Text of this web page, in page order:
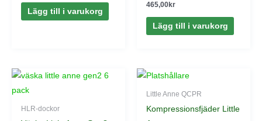
Lägg till i varukorg
465,00kr
Lägg till i varukorg
HLR-dockor
Little Anne QCPR
Kompressionsfjäder Little